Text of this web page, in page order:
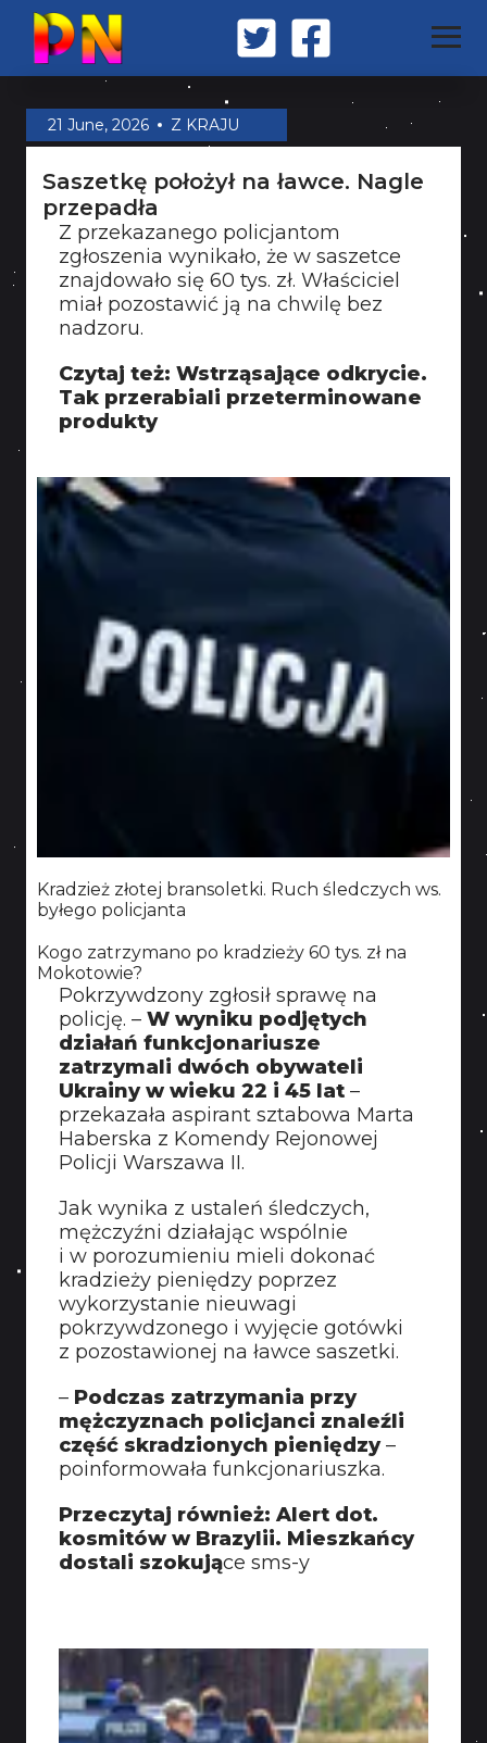
STRONA GŁÓWNA
Z KRAJU
ŚWIAT
OPINIA
KONTAKT
21 June, 2026 Z KRAJU
Saszetkę położył na ławce. Nagle
przepadła
Z przekazanego policjantom
zgłoszenia wynikało, że w saszetce
znajdowało się 60 tys. zł. Właściciel
miał pozostawić ją na chwilę bez
nadzoru.
Czytaj też: Wstrząsające odkrycie.
Tak przerabiali przeterminowane
produkty
Kradzież złotej bransoletki. Ruch śledczych ws.
byłego policjanta
Kogo zatrzymano po kradzieży 60 tys. zł na
Mokotowie?
Pokrzywdzony zgłosił sprawę na
policję. – W wyniku podjętych
działań funkcjonariusze
zatrzymali dwóch obywateli
Ukrainy w wieku 22 i 45 lat –
przekazała aspirant sztabowa Marta
Haberska z Komendy Rejonowej
Policji Warszawa II.
Jak wynika z ustaleń śledczych,
mężczyźni działając wspólnie
i w porozumieniu mieli dokonać
kradzieży pieniędzy poprzez
wykorzystanie nieuwagi
pokrzywdzonego i wyjęcie gotówki
z pozostawionej na ławce saszetki.
– Podczas zatrzymania przy
mężczyznach policjanci znaleźli
część skradzionych pieniędzy–
poinformowała funkcjonariuszka.
Przeczytaj również: Alert dot.
kosmitów w Brazylii. Mieszkańcy
dostali szokujące sms-y